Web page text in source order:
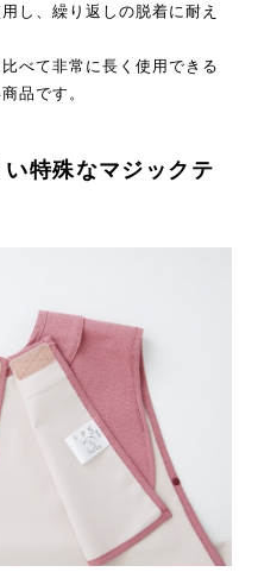
し、繰り返しの脱着に耐え
べて非常に長く使用できる
品です。
特殊なマジックテ